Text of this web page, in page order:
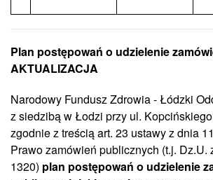
Plan postępowań o udzielenie
AKTUALIZACJA
Narodowy Fundusz Zdrowia - Łódzki
z siedzibą w Łodzi przy ul.
zgodnie z treścią art. 23 ustawy z dnia
Prawo zamówień publicznych (t.j. Dz.U.
1320) plan postępowań o udzielenie